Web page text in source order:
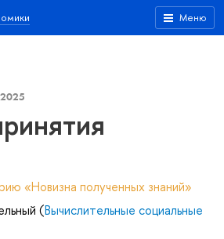
Меню
«Новизна полученных знаний»
(Вычислительные социальные